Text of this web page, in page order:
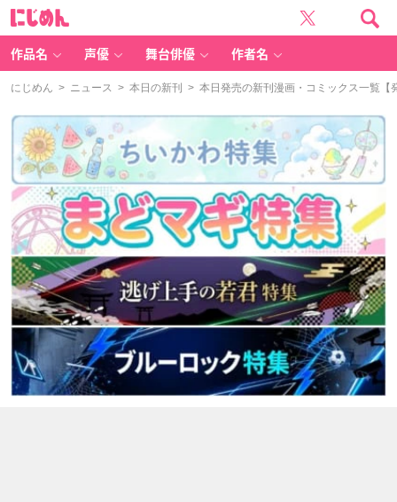
作品名 声優 舞台俳優 作者名
にじめん > ニュース > 本日の新刊 > 本日発売の新刊漫画・コミックス一覧【